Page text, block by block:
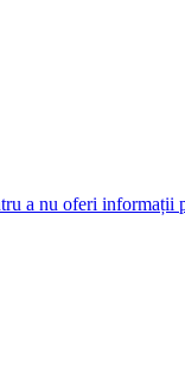
a nu oferi